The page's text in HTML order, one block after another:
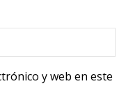
y web en este